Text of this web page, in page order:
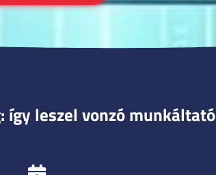
így leszel vonzó munkáltató